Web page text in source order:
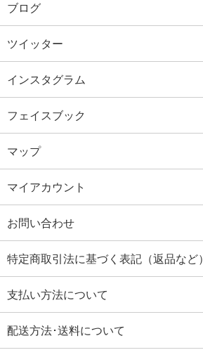
ブログ
ツイッター
インスタグラム
フェイスブック
マップ
マイアカウント
お問い合わせ
特定商取引法に基づく表記（返品など）
支払い方法について
配送方法･送料について